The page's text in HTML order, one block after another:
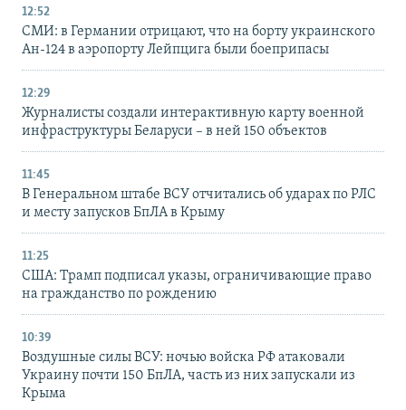
12:52
СМИ: в Германии отрицают, что на борту украинского
Ан-124 в аэропорту Лейпцига были боеприпасы
12:29
Журналисты создали интерактивную карту военной
инфраструктуры Беларуси – в ней 150 объектов
11:45
В Генеральном штабе ВСУ отчитались об ударах по РЛС
и месту запусков БпЛА в Крыму
11:25
США: Трамп подписал указы, ограничивающие право
на гражданство по рождению
10:39
Воздушные силы ВСУ: ночью войска РФ атаковали
Украину почти 150 БпЛА, часть из них запускали из
Крыма